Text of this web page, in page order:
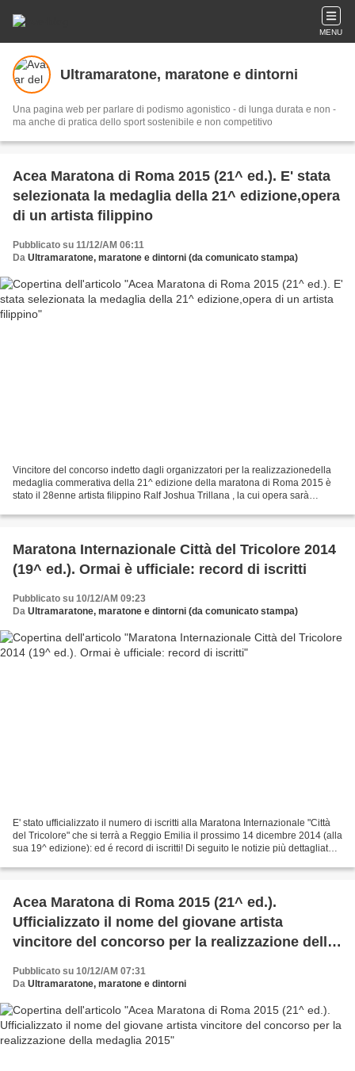
MENU
Ultramaratone, maratone e dintorni
Una pagina web per parlare di podismo agonistico - di lunga durata e non -
ma anche di pratica dello sport sostenibile e non competitivo
Acea Maratona di Roma 2015 (21^ ed.). E' stata
selezionata la medaglia della 21^ edizione,opera
di un artista filippino
Pubblicato su 11/12/AM 06:11
Da Ultramaratone, maratone e dintorni (da comunicato stampa)
Vincitore del concorso indetto dagli organizzatori per la realizzazionedella
medaglia commerativa della 21^ edizione della maratona di Roma 2015 è
stato il 28enne artista filippino Ralf Joshua Trillana , la cui opera sarà
Maratona Internazionale Città del Tricolore 2014
(19^ ed.). Ormai è ufficiale: record di iscritti
Pubblicato su 10/12/AM 09:23
Da Ultramaratone, maratone e dintorni (da comunicato stampa)
E' stato ufficializzato il numero di iscritti alla Maratona Internazionale "Città
del Tricolore" che si terrà a Reggio Emilia il prossimo 14 dicembre 2014 (alla
sua 19^ edizione): ed é record di iscritti! Di seguito le notizie più dettagliate e
Acea Maratona di Roma 2015 (21^ ed.).
Ufficializzato il nome del giovane artista
vincitore del concorso per la realizzazione della
Pubblicato su 10/12/AM 07:31
Da Ultramaratone, maratone e dintorni